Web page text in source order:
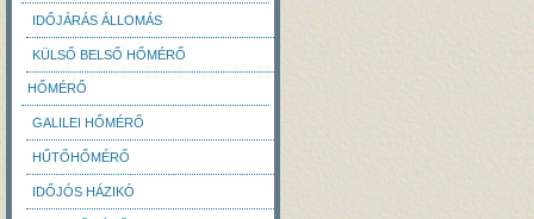
IDŐJÁRÁS ÁLLOMÁS
KÜLSŐ BELSŐ HŐMÉRŐ
HŐMÉRŐ
GALILEI HŐMÉRŐ
HŰTŐHŐMÉRŐ
IDŐJÓS HÁZIKÓ